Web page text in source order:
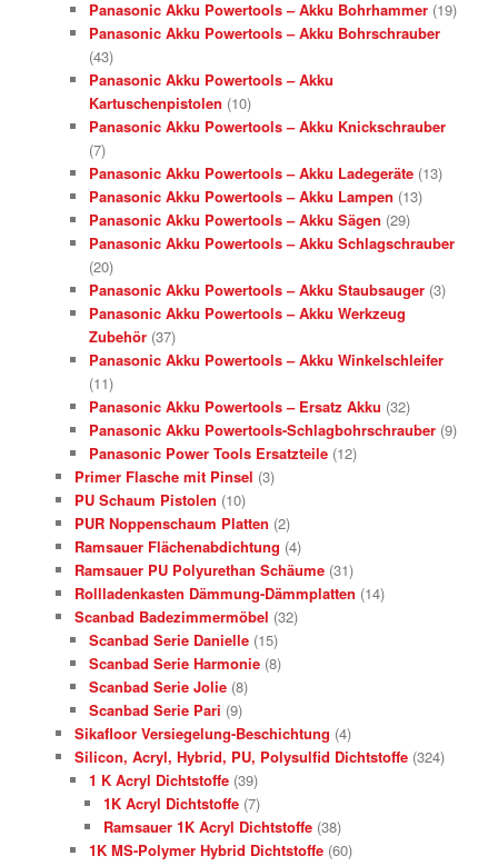
Panasonic Akku Powertools – Akku Bohrhammer (19)
Panasonic Akku Powertools – Akku Bohrschrauber
(43)
Panasonic Akku Powertools – Akku
Kartuschenpistolen (10)
Panasonic Akku Powertools – Akku Knickschrauber
(7)
Panasonic Akku Powertools – Akku Ladegeräte (13)
Panasonic Akku Powertools – Akku Lampen (13)
Panasonic Akku Powertools – Akku Sägen (29)
Panasonic Akku Powertools – Akku Schlagschrauber
(20)
Panasonic Akku Powertools – Akku Staubsauger (3)
Panasonic Akku Powertools – Akku Werkzeug
Zubehör (37)
Panasonic Akku Powertools – Akku Winkelschleifer
(11)
Panasonic Akku Powertools – Ersatz Akku (32)
Panasonic Akku Powertools-Schlagbohrschrauber (9)
Panasonic Power Tools Ersatzteile (12)
Primer Flasche mit Pinsel (3)
PU Schaum Pistolen (10)
PUR Noppenschaum Platten (2)
Ramsauer Flächenabdichtung (4)
Ramsauer PU Polyurethan Schäume (31)
Rollladenkasten Dämmung-Dämmplatten (14)
Scanbad Badezimmermöbel (32)
Scanbad Serie Danielle (15)
Scanbad Serie Harmonie (8)
Scanbad Serie Jolie (8)
Scanbad Serie Pari (9)
Sikafloor Versiegelung-Beschichtung (4)
Silicon, Acryl, Hybrid, PU, Polysulfid Dichtstoffe (324)
1 K Acryl Dichtstoffe (39)
1K Acryl Dichtstoffe (7)
Ramsauer 1K Acryl Dichtstoffe (38)
1K MS-Polymer Hybrid Dichtstoffe (60)